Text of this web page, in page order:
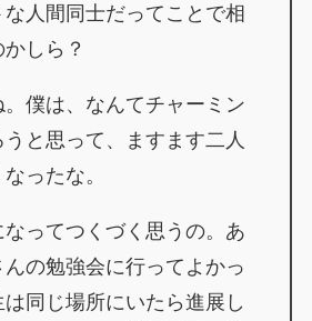
な人間同士だってことで相
しら？
僕は、なんてチャーミン
と思って、ますます二人
ったな。
ってつくづく思うの。あ
の勉強会に行ってよかっ
同じ場所にいたら進展し